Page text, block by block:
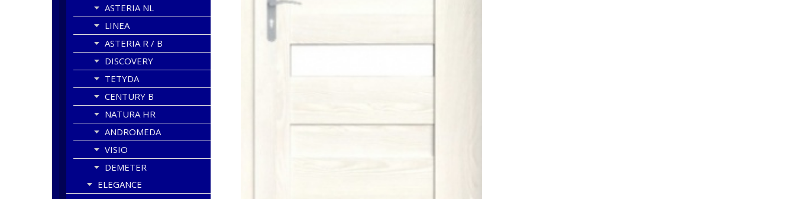
ASTERIA NL
LINEA
ASTERIA R / B
DISCOVERY
TETYDA
CENTURY B
NATURA HR
ANDROMEDA
VISIO
DEMETER
ELEGANCE